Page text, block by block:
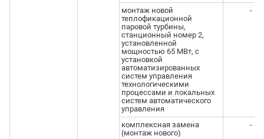
монтаж новой
теплофикационной
паровой турбины,
станционный номер 2,
установленной
мощностью 65 МВт, с
установкой
автоматизированных
систем управления
технологическими
процессами и локальных
систем автоматического
управления
-
комплексная замена
(монтаж нового)
-